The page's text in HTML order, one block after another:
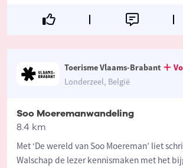
Toerisme Vlaams-Brabant
Londerzeel, België
Soo Moeremanwandeling
8.4 km
Met ‘De wereld van Soo Moereman’ liet
Walschap de lezer kennismaken met het